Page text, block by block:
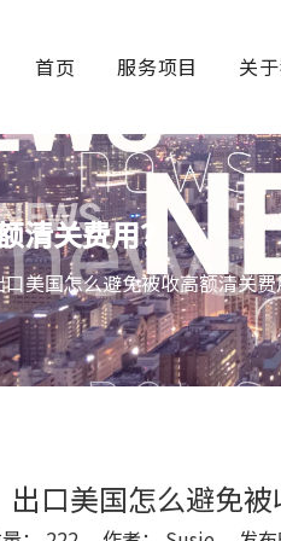
首页 服务项目 关
清关费用？
口美国怎么避免被收高额清关
出口美国怎么避免被